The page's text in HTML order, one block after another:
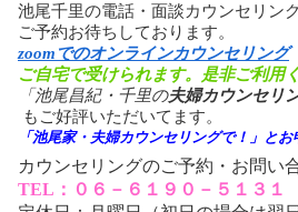
池尾千里の電話・面談カウンセリン
ご予約お待ちしております。
zoomでのオンラインカウンセリング
ご自宅で受けられます。是非ご利用
「池尾昌紀・千里の夫婦カウンセリ
もご好評いただいてます。
「池尾家・夫婦カウンセリングで！」とお
カウンセリングのご予約・お問い
TEL：０６－６１９０－５１３１